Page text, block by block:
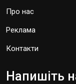
Про нас
Реклама
Контакти
Напишіть